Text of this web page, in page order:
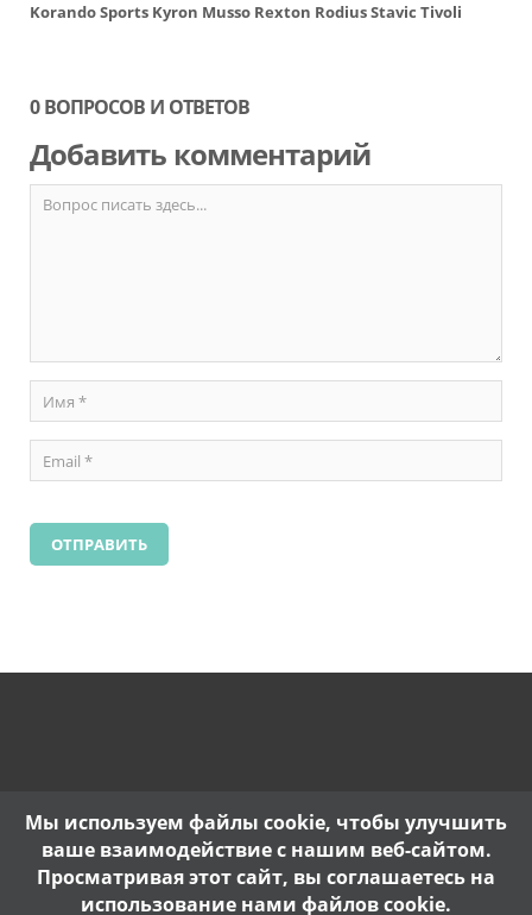
Korando Sports Kyron Musso Rexton RodiusStavic Tivoli
0 ВОПРОСОВ И ОТВЕТОВ
Добавить комментарий
Мы используем файлы cookie, чтобы улучшить
ваше взаимодействие с нашим веб-сайтом.
Просматривая этот сайт, вы соглашаетесь на
использование нами файлов cookie.